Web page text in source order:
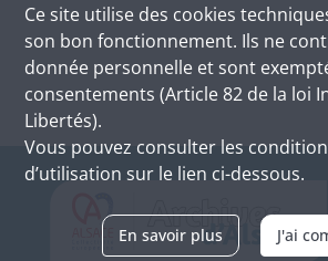
Ce site utilise des cookies
son bon fonctionnement. Ils ne
donnée personnelle et sont
consentements (Article 82 de la loi
Libertés).
Vous pouvez consulter les
d’utilisation sur le lien ci-dessous.
En savoir plus J'ai